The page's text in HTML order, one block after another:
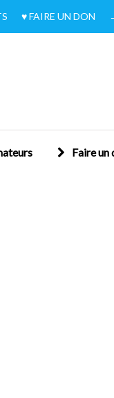
♥︎ FAIRE UN DON
Faire un